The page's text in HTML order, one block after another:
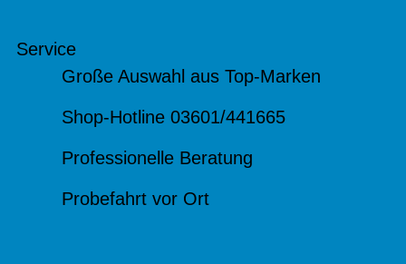
Service
Große Auswahl aus Top-Marken
Shop-Hotline 03601/441665
Professionelle Beratung
Probefahrt vor Ort